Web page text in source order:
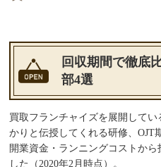
回収期間で徹底
部4選
買取フランチャイズを展開して
かりと伝授してくれる研修、OJT
開業資金・ランニングコストか
した（2020年2月時点）。